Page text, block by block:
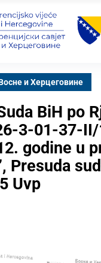
и Херцеговине
BiH po
3-01-37-II/
godine u
Presuda
Uvp